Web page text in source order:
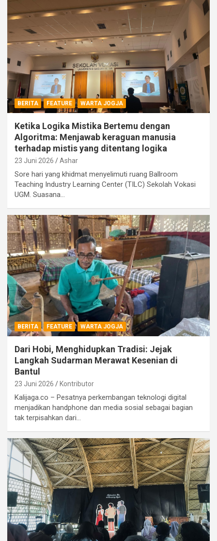
BERITA FEATURE WARTA JOGJA
Ketika Logika Mistika Bertemu dengan
Algoritma: Menjawab keraguan manusia
terhadap mistis yang ditentang logika
23 Juni 2026 Ashar
Sore hari yang khidmat menyelimuti ruang Ballroom
Teaching Industry Learning Center (TILC) Sekolah Vokasi
UGM. Suasana…
BERITA FEATURE WARTA JOGJA
Dari Hobi, Menghidupkan Tradisi: Jejak
Langkah Sudarman Merawat Kesenian di
Bantul
23 Juni 2026 Kontributor
Kalijaga.co – Pesatnya perkembangan teknologi digital
menjadikan handphone dan media sosial sebagai bagian
tak terpisahkan dari…